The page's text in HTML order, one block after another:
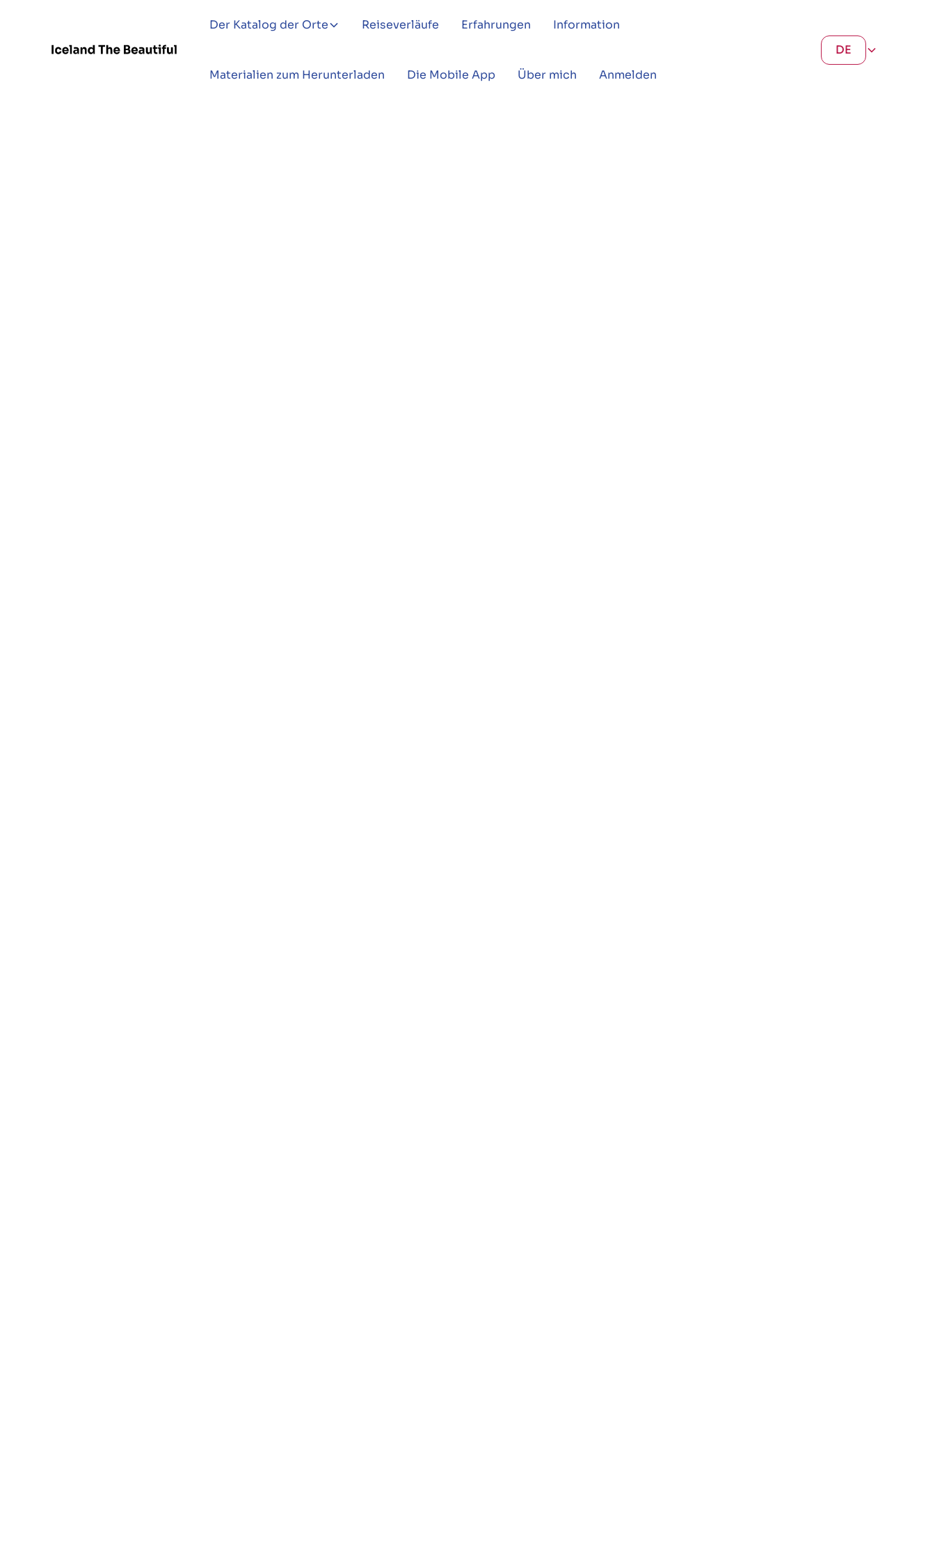
Der Katalog der Orte Reiseverläufe Erfahrungen Information
Materialien zum Herunterladen Die Mobile App Über mich Anmelden
DE